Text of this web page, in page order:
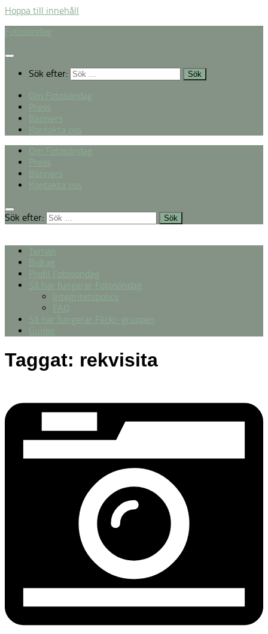
Hoppa till innehåll
Fotosöndag
Sök efter:
Om Fotosöndag
Press
Banners
Kontakta oss
Om Fotosöndag
Press
Banners
Kontakta oss
Sök efter:
Teman
Bidrag
Profil Fotosöndag
Så här fungerar Fotosöndag
Integritetspolicy
FAQ
Så här fungerar Flickr-gruppen
Guider
Taggat: rekvisita